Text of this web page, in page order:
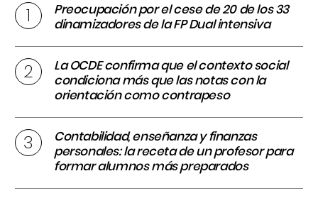
Preocupación por el cese de 20 de los 33
dinamizadores de la FP Dual intensiva
La OCDE confirma que el contexto social
condiciona más que las notas con la
orientación como contrapeso
Contabilidad, enseñanza y finanzas
personales: la receta de un profesor para
formar alumnos más preparados